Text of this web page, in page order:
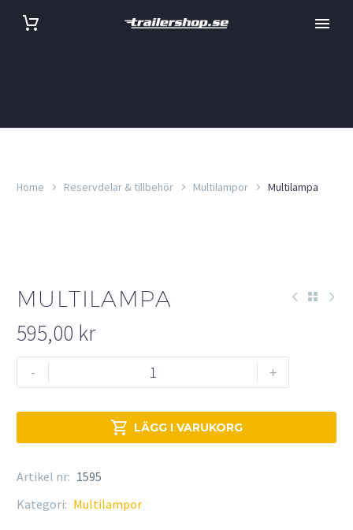
Home Reservdelar & tillbehör Multilampor Multilampa
MULTILAMPA
595,00 kr
-
Multilampa
mängd
+
 LÄGG I VARUKORG
Artikel nr: 1595
Kategori: Multilampor